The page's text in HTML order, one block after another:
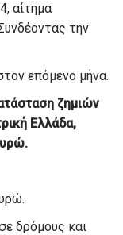
αίτημα
την
επόμενο μήνα.
ζημιών
Ελλάδα,
δρόμους και